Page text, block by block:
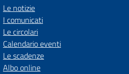
Le notizie
I comunicati
Le circolari
Calendario eventi
Le scadenze
Albo online